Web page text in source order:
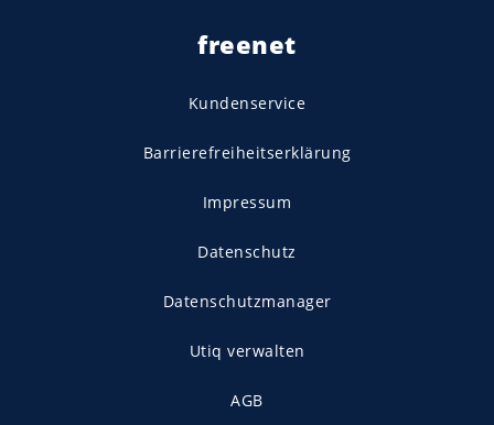
freenet
Kundenservice
Barrierefreiheitserklärung
Impressum
Datenschutz
Datenschutzmanager
Utiq verwalten
AGB